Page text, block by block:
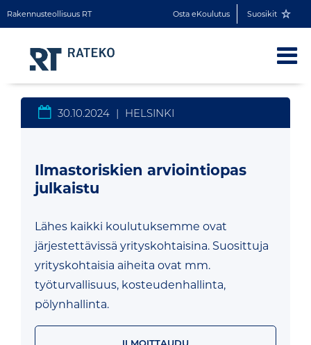
Rakennusteollisuus RT Osta eKoulutus Suosikit
30.10.2024 | HELSINKI
Ilmastoriskien arviointiopas
julkaistu
Lähes kaikki koulutuksemme ovat
järjestettävissä yrityskohtaisina. Suosittuja
yrityskohtaisia aiheita ovat mm.
työturvallisuus, kosteudenhallinta,
pölynhallinta.